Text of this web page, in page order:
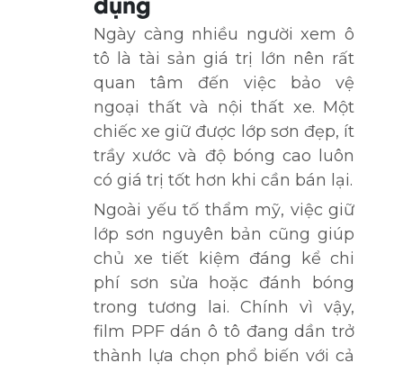
Ngày càng nhiều người xem ô
tô là tài sản giá trị lớn nên rất
quan tâm đến việc bảo vệ
ngoại thất và nội thất xe. Một
chiếc xe giữ được lớp sơn đẹp, ít
trầy xước và độ bóng cao luôn
có giá trị tốt hơn khi cần bán lại.
Ngoài yếu tố thẩm mỹ, việc giữ
lớp sơn nguyên bản cũng giúp
chủ xe tiết kiệm đáng kể chi
phí sơn sửa hoặc đánh bóng
trong tương lai. Chính vì vậy,
film PPF dán ô tô đang dần trở
thành lựa chọn phổ biến với cả